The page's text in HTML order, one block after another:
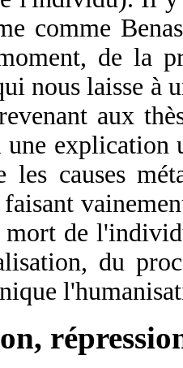
comme
de la
nous laisse à
aux
explication
les causes
mort de
du